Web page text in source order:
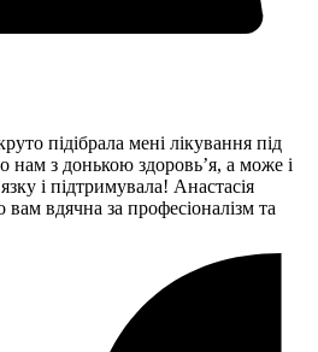
підібрала мені лікування під
нам з донькою здоровьʼя, а може і
і підтримувала! Анастасія
вдячна за професіоналізм та